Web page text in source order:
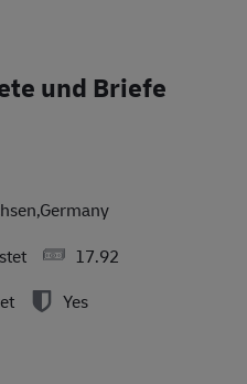
und Briefe
17.92
Yes